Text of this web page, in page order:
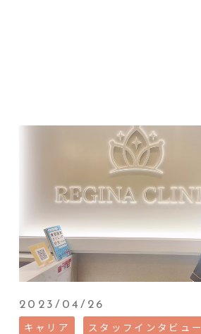
2023/04/26
キャリア
スタッフインタビュー